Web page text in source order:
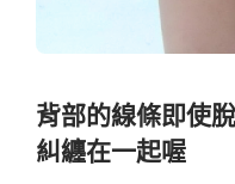
背部的線條即使
糾纏在一起喔